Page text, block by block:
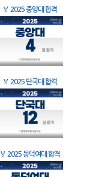
🏅 2025 중앙대 합격
🏅 2025 단국대 합격
🏅 2025 동덕여대 합격